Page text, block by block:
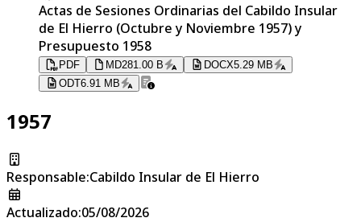
Actas de Sesiones Ordinarias del Cabildo Insular
de El Hierro (Octubre y Noviembre 1957) y
Presupuesto 1958
PDF MD281.00 B DOCX5.29 MB
ODT6.91 MB
1957
Responsable:Cabildo Insular de El Hierro
Actualizado:05/08/2026